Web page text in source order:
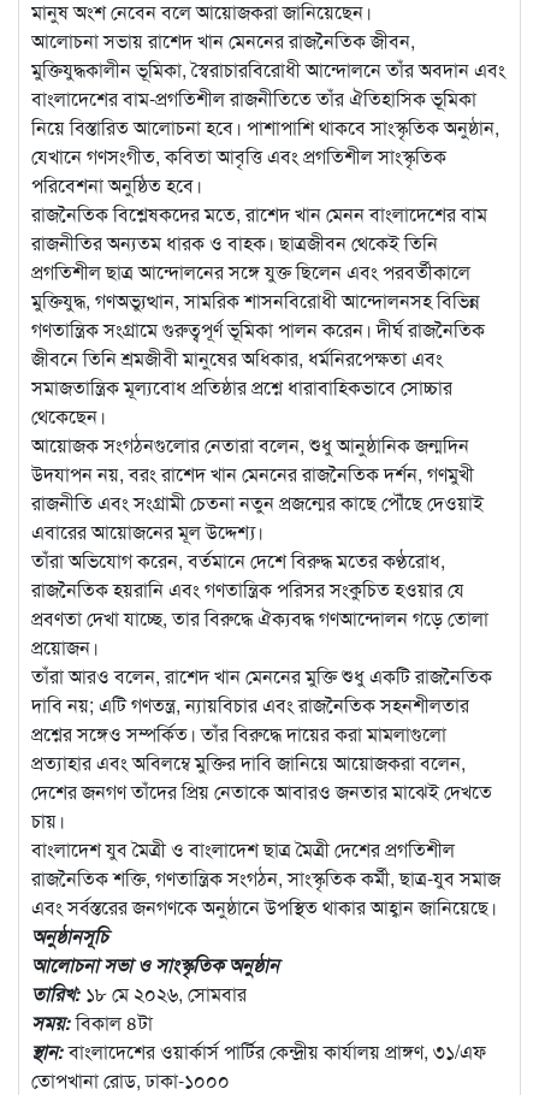
মানুষ অংশ নেবেন বলে আয়োজকরা জানিয়েছেন।
আলোচনা সভায় রাশেদ খান মেননের রাজনৈতিক জীবন,
মুক্তিযুদ্ধকালীন ভূমিকা, স্বৈরাচারবিরোধী আন্দোলনে তাঁর অবদান এবং
বাংলাদেশের বাম-প্রগতিশীল রাজনীতিতে তাঁর ঐতিহাসিক ভূমিকা
নিয়ে বিস্তারিত আলোচনা হবে। পাশাপাশি থাকবে সাংস্কৃতিক অনুষ্ঠান,
যেখানে গণসংগীত, কবিতা আবৃত্তি এবং প্রগতিশীল সাংস্কৃতিক
পরিবেশনা অনুষ্ঠিত হবে।
রাজনৈতিক বিশ্লেষকদের মতে, রাশেদ খান মেনন বাংলাদেশের বাম
রাজনীতির অন্যতম ধারক ও বাহক। ছাত্রজীবন থেকেই তিনি
প্রগতিশীল ছাত্র আন্দোলনের সঙ্গে যুক্ত ছিলেন এবং পরবর্তীকালে
মুক্তিযুদ্ধ, গণঅভ্যুত্থান, সামরিক শাসনবিরোধী আন্দোলনসহ বিভিন্ন
গণতান্ত্রিক সংগ্রামে গুরুত্বপূর্ণ ভূমিকা পালন করেন। দীর্ঘ রাজনৈতিক
জীবনে তিনি শ্রমজীবী মানুষের অধিকার, ধর্মনিরপেক্ষতা এবং
সমাজতান্ত্রিক মূল্যবোধ প্রতিষ্ঠার প্রশ্নে ধারাবাহিকভাবে সোচ্চার
থেকেছেন।
আয়োজক সংগঠনগুলোর নেতারা বলেন, শুধু আনুষ্ঠানিক জন্মদিন
উদযাপন নয়, বরং রাশেদ খান মেননের রাজনৈতিক দর্শন, গণমুখী
রাজনীতি এবং সংগ্রামী চেতনা নতুন প্রজন্মের কাছে পৌঁছে দেওয়াই
এবারের আয়োজনের মূল উদ্দেশ্য।
তাঁরা অভিযোগ করেন, বর্তমানে দেশে বিরুদ্ধ মতের কণ্ঠরোধ,
রাজনৈতিক হয়রানি এবং গণতান্ত্রিক পরিসর সংকুচিত হওয়ার যে
প্রবণতা দেখা যাচ্ছে, তার বিরুদ্ধে ঐক্যবদ্ধ গণআন্দোলন গড়ে তোলা
প্রয়োজন।
তাঁরা আরও বলেন, রাশেদ খান মেননের মুক্তি শুধু একটি রাজনৈতিক
দাবি নয়; এটি গণতন্ত্র, ন্যায়বিচার এবং রাজনৈতিক সহনশীলতার
প্রশ্নের সঙ্গেও সম্পর্কিত। তাঁর বিরুদ্ধে দায়ের করা মামলাগুলো
প্রত্যাহার এবং অবিলম্বে মুক্তির দাবি জানিয়ে আয়োজকরা বলেন,
দেশের জনগণ তাঁদের প্রিয় নেতাকে আবারও জনতার মাঝেই দেখতে
চায়।
বাংলাদেশ যুব মৈত্রী ও বাংলাদেশ ছাত্র মৈত্রী দেশের প্রগতিশীল
রাজনৈতিক শক্তি, গণতান্ত্রিক সংগঠন, সাংস্কৃতিক কর্মী, ছাত্র-যুব সমাজ
এবং সর্বস্তরের জনগণকে অনুষ্ঠানে উপস্থিত থাকার আহ্বান জানিয়েছে।
অনুষ্ঠানসূচি
আলোচনা সভা ও সাংস্কৃতিক অনুষ্ঠান
তারিখ: ১৮ মে ২০২৬, সোমবার
সময়:বিকাল ৪টা
স্থান:বাংলাদেশের ওয়ার্কার্স পার্টির কেন্দ্রীয় কার্যালয় প্রাঙ্গণ, ৩১/এফ
তোপখানা রোড, ঢাকা-১০০০